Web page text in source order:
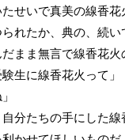
せいで真美の線香
れたか、典の、続
まま無言で線香花火
に線香花火って」
分たちの手にした線